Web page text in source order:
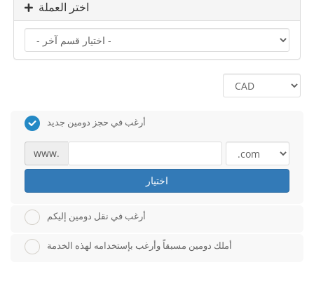
اختر العملة
أرغب في حجز دومين جديد
www.
اختيار
أرغب في نقل دومين إليكم
أملك دومين مسبقاً وأرغب بإستخدامه لهذه الخدمة